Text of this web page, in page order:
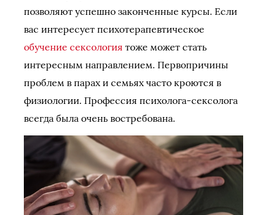
позволяют успешно законченные курсы. Если
вас интересует психотерапевтическое
обучение сексология тоже может стать
интересным направлением. Первопричины
проблем в парах и семьях часто кроются в
физиологии. Профессия психолога-сексолога
всегда была очень востребована.